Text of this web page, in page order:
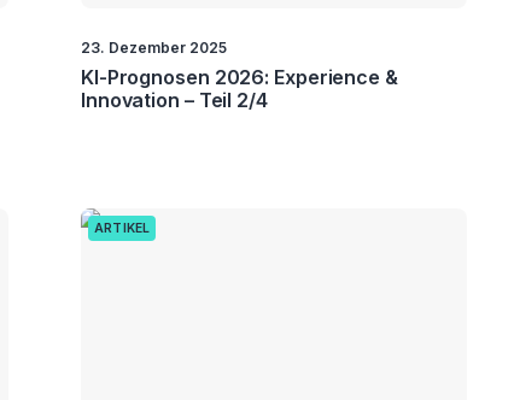
23. Dezember 2025
KI-Prognosen 2026: Experience &
Innovation – Teil 2/4
ARTIKEL